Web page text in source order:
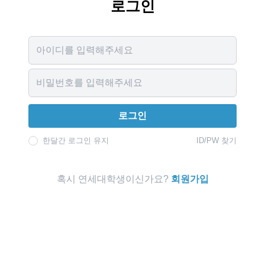
로그인
로그인
한달간 로그인 유지 ID/PW 찾기
혹시 연세대학생이신가요? 회원가입